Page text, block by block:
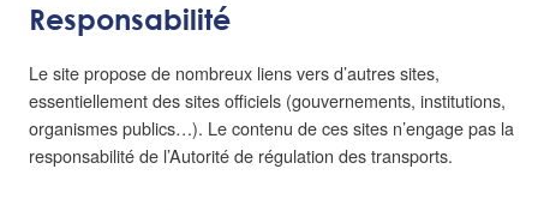
Responsabilité
Le site propose de nombreux liens vers d’autres sites,
essentiellement des sites officiels (gouvernements, institutions,
organismes publics…). Le contenu de ces sites n’engage pas la
responsabilité de l’Autorité de régulation des transports.